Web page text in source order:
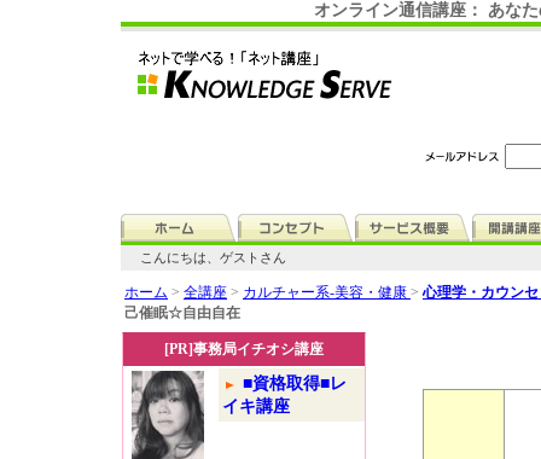
オンライン通信講座： あな
こんにちは、ゲストさん
ホーム > 全講座 > カルチャー系-美容・健康 >心理学・カウン
己催眠☆自由自在
[PR]事務局イチオシ講座
■資格取得■レ
イキ講座